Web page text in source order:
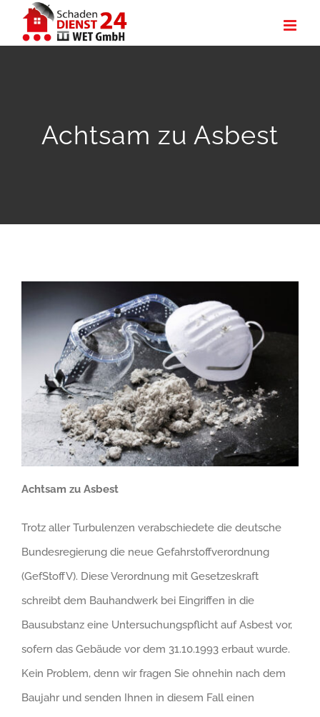
Inhalt
Achtsam zu Asbest
Achtsam zu Asbest
Trotz aller Turbulenzen verabschiedete die deutsche
Bundesregierung die neue Gefahrstoffverordnung
(GefStoffV). Diese Verordnung mit Gesetzeskraft
schreibt dem Bauhandwerk bei Eingriffen in die
Bausubstanz eine Untersuchungspflicht auf Asbest vor,
sofern das Gebäude vor dem 31.10.1993 erbaut wurde.
Kein Problem, denn wir fragen Sie ohnehin nach dem
Baujahr und senden Ihnen in diesem Fall einen